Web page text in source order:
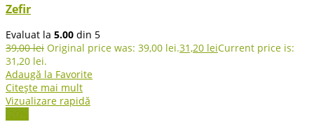
Zefir
Evaluat la 5.00 din 5
39,00lei Original price was: 39,00 lei.31,20 leiCurrent price is:
31,20 lei.
Adaugă la Favorite
Citește mai mult
Vizualizare rapidă
-20%